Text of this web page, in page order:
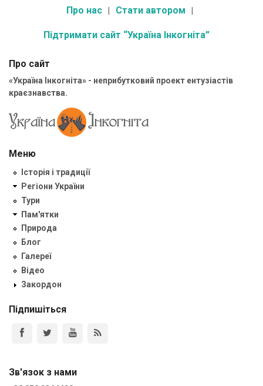
Про нас Стати автором
Підтримати сайт “Україна Інкогніта”
Про сайт
«Україна Інкогніта» - неприбутковий проект ентузіастів
краєзнавства.
Меню
Історія і традиції
Регіони України
Тури
Пам'ятки
Природа
Блог
Галереї
Відео
Закордон
Підпишіться
Зв'язок з нами